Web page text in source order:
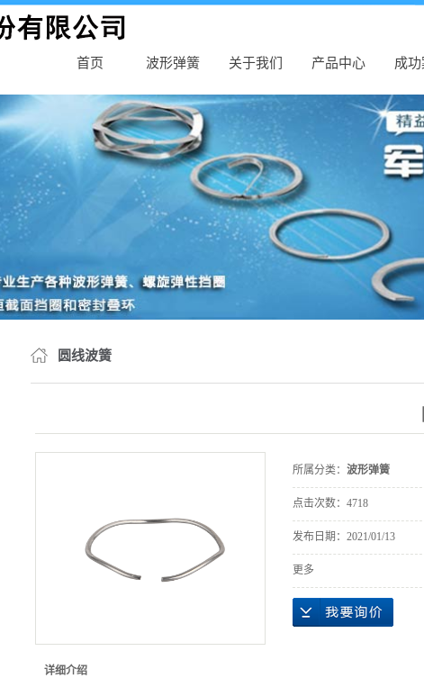
首页 波形弹簧 关于我们
公司简介
产品中心
波形弹簧
螺旋弹性挡圈
盘管状防尘圈
(MDH)
成功
合
荣
设
圆线波簧
所属分类： 波形弹簧
点击次数： 4718
发布日期： 2021/01/13
更多
详细介绍